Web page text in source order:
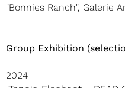
"Bonnies Ranch", Galerie
Group Exhibition
2024